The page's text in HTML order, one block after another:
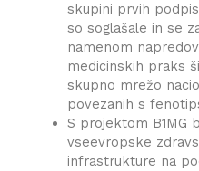
skupini prvih
so soglašale in se
namenom
medicinskih praks
skupno mrežo
povezanih s
S projektom B1MG
vseevropske
infrastrukture na